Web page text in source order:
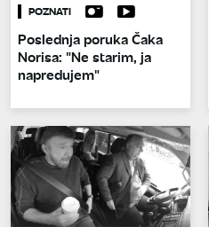
POZNATI
Poslednja poruka Čaka
Norisa: "Ne starim, ja
napredujem"